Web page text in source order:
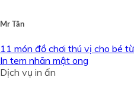
Mr Tân
11 món đồ chơi thú vị cho bé
In tem nhãn mật ong
Dịch vụ in ấn